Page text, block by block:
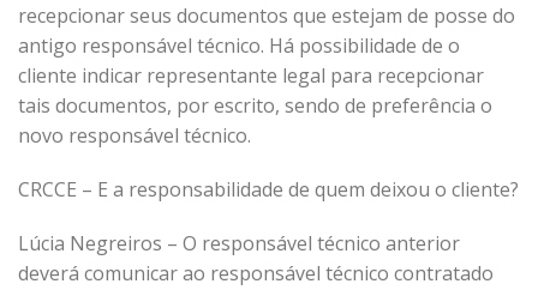
recepcionar seus documentos que estejam de posse do
antigo responsável técnico. Há possibilidade de o
cliente indicar representante legal para recepcionar
tais documentos, por escrito, sendo de preferência o
novo responsável técnico.
CRCCE – E a responsabilidade de quem deixou o cliente?
Lúcia Negreiros – O responsável técnico anterior
deverá comunicar ao responsável técnico contratado